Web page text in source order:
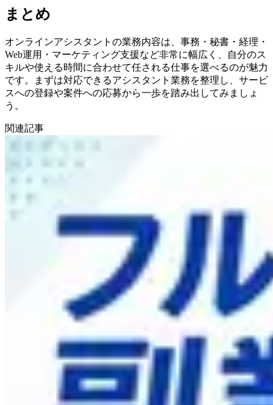
まとめ
オンラインアシスタントの業務内容は、事務・秘書・経理・
Web運用・マーケティング支援など非常に幅広く、自分のス
キルや使える時間に合わせて任される仕事を選べるのが魅力
です。まずは対応できるアシスタント業務を整理し、サービ
スへの登録や案件への応募から一歩を踏み出してみましょ
う。
関連記事